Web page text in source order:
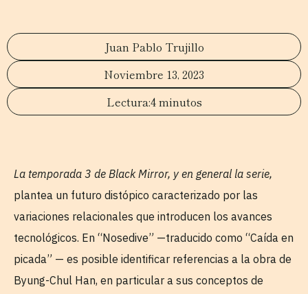
Juan Pablo Trujillo
Noviembre 13, 2023
4 minutos
La temporada 3 de Black Mirror, y en general la serie,
plantea un futuro distópico caracterizado por las
variaciones relacionales que introducen los avances
tecnológicos. En “Nosedive” —traducido como “Caída en
picada” — es posible identificar referencias a la obra de
Byung-Chul Han, en particular a sus conceptos de